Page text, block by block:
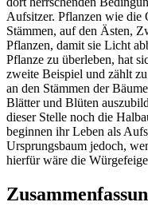
Aufsitzer. Pflanzen wie die
Stämmen, auf den Ästen,
Pflanzen, damit sie Licht
Pflanze zu überleben, hat
zweite Beispiel und zählt
an den Stämmen der
Blätter und Blüten
dieser Stelle noch die
beginnen ihr Leben als
Ursprungsbaum jedoch,
hierfür wäre die